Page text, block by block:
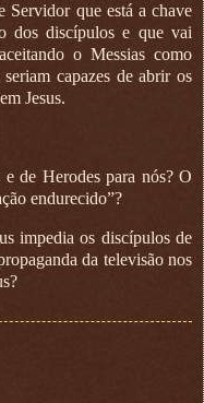
Servidor que está a chave
dos discípulos e que vai
o Messias como
capazes de abrir os
Jesus.
de Herodes para nós? O
endurecido”?
impedia os discípulos de
da televisão nos